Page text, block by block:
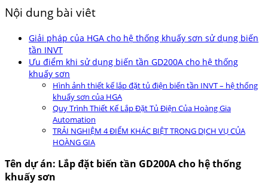
Nội dung bài viêt
Giải pháp của HGA cho hệ thống khuấy sơn sử dụng biến
tần INVT
Ưu điểm khi sử dụng biến tần GD200A cho hệ thống
khuấy sơn
Hình ảnh thiết kế lắp đặt tủ điện biến tần INVT – hệ thống
khuấy sơn của HGA
Quy Trình Thiết Kế Lắp Đặt Tủ Điện Của Hoàng Gia
Automation
TRẢI NGHIỆM 4 ĐIỂM KHÁC BIỆT TRONG DỊCH VỤ CỦA
HOÀNG GIA
Tên dự án: Lắp đặt biến tần GD200A cho hệ thống
khuấy sơn